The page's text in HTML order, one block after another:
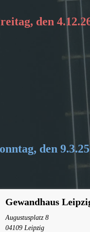
den
den 9.3.25
Gewandhaus
Augustusplatz 8
04109 Leipzig